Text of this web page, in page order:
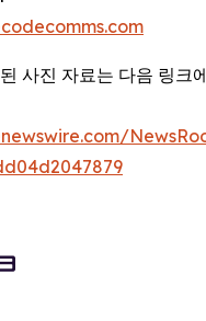
사진 자료는 다음 링크